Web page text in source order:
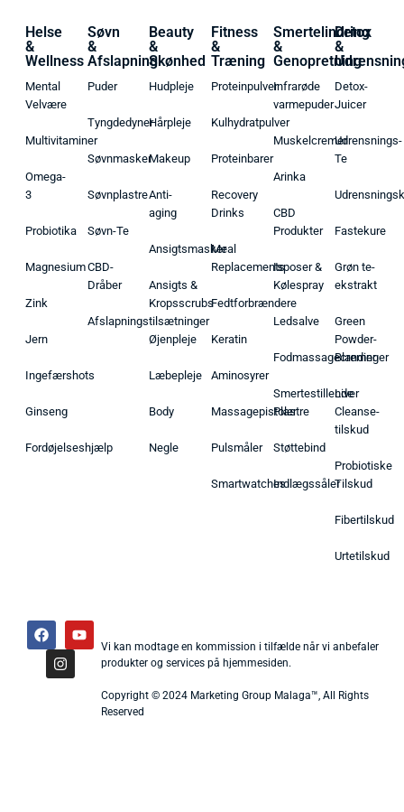
Helse
&
Wellness
Mental
Velvære
Multivitaminer
Omega-
3
Probiotika
Magnesium
Zink
Jern
Ingefærshots
Ginseng
Fordøjelseshjælp
Søvn
&
Afslapning
Puder
Tyngdedyner
Søvnmasker
Søvnplastre
Søvn-Te
CBD-
Dråber
Afslapningstilsætninger
Beauty
&
Skønhed
Hudpleje
Hårpleje
Makeup
Anti-
aging
Ansigtsmasker
Ansigts &
Kropsscrubs
Øjenpleje
Læbepleje
Body
Negle
Fitness
&
Træning
Proteinpulver
Kulhydratpulver
Proteinbarer
Recovery
Drinks
Meal
Replacements
Fedtforbrændere
Keratin
Aminosyrer
Massagepistoler
Pulsmåler
Smartwatches
Smertelindring
&
Genopretning
Infrarøde
varmepuder
Muskelcremer
Arinka
CBD
Produkter
Isposer &
Kølespray
Ledsalve
Fodmassagecremer
Smertestillende
Plastre
Støttebind
Indlægssåler
Detox
&
Detox-
Juicer
Udrensnings-
Te
Fastekure
Grøn te-
ekstrakt
Green
Powder-
Blandinger
Liver
Cleanse-
tilskud
Probiotiske
Tilskud
Fibertilskud
Urtetilskud
Vi kan modtage en kommission i tilfælde når vi anbefaler
produkter og services på hjemmesiden.
Copyright © 2024 Marketing Group Malaga™, All Rights
Reserved